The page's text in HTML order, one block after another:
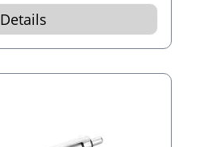
Details